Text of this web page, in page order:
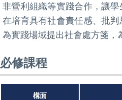
非營利組織等實踐合作，讓
在培育具有社會責任感、批
為實踐場域提出社會處方箋，
必修課程
構面